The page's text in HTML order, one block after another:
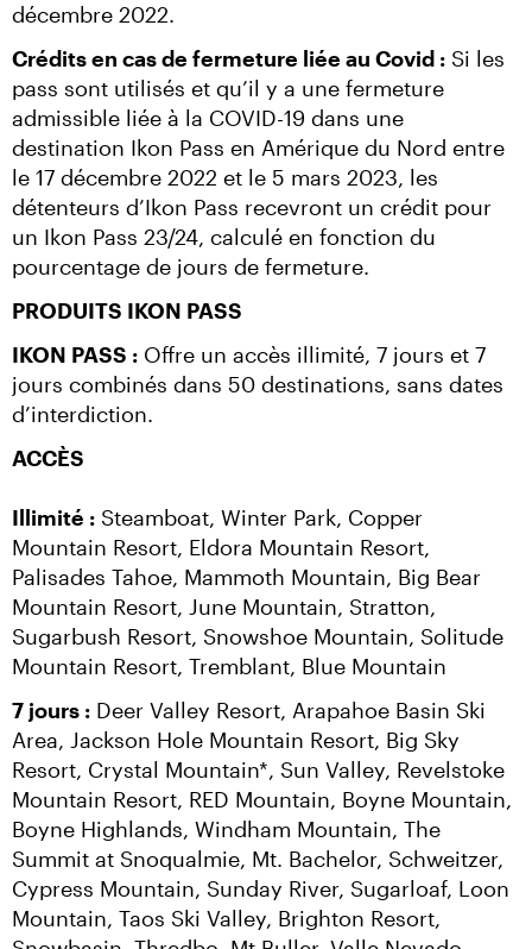
décembre 2022.
Crédits en cas de fermeture liée au Covid : Si les
pass sont utilisés et qu’il y a une fermeture
admissible liée à la COVID-19 dans une
destination Ikon Pass en Amérique du Nord entre
le 17 décembre 2022 et le 5 mars 2023, les
détenteurs d’Ikon Pass recevront un crédit pour
un Ikon Pass 23/24, calculé en fonction du
pourcentage de jours de fermeture.
PRODUITS IKON PASS
IKON PASS : Offre un accès illimité, 7 jours et 7
jours combinés dans 50 destinations, sans dates
d’interdiction.
ACCÈS
Illimité : Steamboat, Winter Park, Copper
Mountain Resort, Eldora Mountain Resort,
Palisades Tahoe, Mammoth Mountain, Big Bear
Mountain Resort, June Mountain, Stratton,
Sugarbush Resort, Snowshoe Mountain, Solitude
Mountain Resort, Tremblant, Blue Mountain
7 jours : Deer Valley Resort, Arapahoe Basin Ski
Area, Jackson Hole Mountain Resort, Big Sky
Resort, Crystal Mountain*, Sun Valley, Revelstoke
Mountain Resort, RED Mountain, Boyne Mountain,
Boyne Highlands, Windham Mountain, The
Summit at Snoqualmie, Mt. Bachelor, Schweitzer,
Cypress Mountain, Sunday River, Sugarloaf, Loon
Mountain, Taos Ski Valley, Brighton Resort,